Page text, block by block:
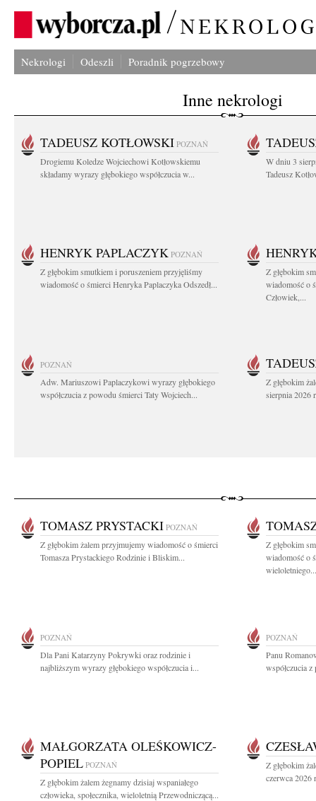
Nekrologi Odeszli Poradnik pogrzebowy
Inne nekrologi
TADEUSZ KOTŁOWSKI POZNAŃ
Drogiemu Koledze Wojciechowi Kotłowskiemu
składamy wyrazy głębokiego współczucia w...
W dniu 3
Tadeusz
HENRYK PAPLACZYK POZNAŃ
Z głębokim smutkiem i poruszeniem przyjęliśmy
wiadomość o śmierci Henryka Paplaczyka Odszedł...
Z głębokim
wiadomość o
Człowiek,...
POZNAŃ
Adw. Mariuszowi Paplaczykowi wyrazy głębokiego
współczucia z powodu śmierci Taty Wojciech...
Z głębokim
sierpnia 2026
TOMASZ PRYSTACKI POZNAŃ
Z głębokim żalem przyjmujemy wiadomość o śmierci
Tomasza Prystackiego Rodzinie i Bliskim...
Z głębokim
wiadomość o
wieloletniego...
POZNAŃ
Dla Pani Katarzyny Pokrywki oraz rodzinie i
najbliższym wyrazy głębokiego współczucia i...
POZNAŃ
Panu
współczucia
MAŁGORZATA OLEŚKOWICZ-
POPIEL POZNAŃ
Z głębokim żalem żegnamy dzisiaj wspaniałego
człowieka, społecznika, wieloletnią Przewodniczącą...
Z głębokim
czerwca 2026